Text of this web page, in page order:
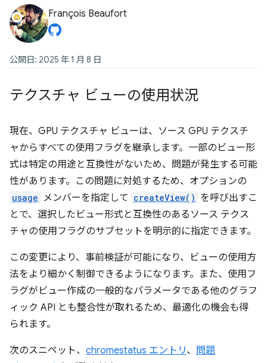
François Beaufort
公開日: 2025 年 1 月 8 日
テクスチャ ビューの使用状況
現在、GPU テクスチャ ビューは、ソース GPU テクスチ
ャからすべての使用フラグを継承します。一部のビュー形
式は特定の用途と互換性がないため、問題が発生する可能
性があります。この問題に対処するため、オプションの
usage メンバーを指定して createView() を呼び出すこ
とで、選択したビュー形式と互換性のあるソース テクス
チャの使用フラグのサブセットを明示的に指定できます。
この変更により、事前検証が可能になり、ビューの使用方
法をより細かく制御できるようになります。また、使用フ
ラグがビュー作成の一般的なパラメータである他のグラフ
ィック API とも整合性が取れるため、最適化の機会も得
られます。
次のスニペット、 chromestatus エントリ、 問題